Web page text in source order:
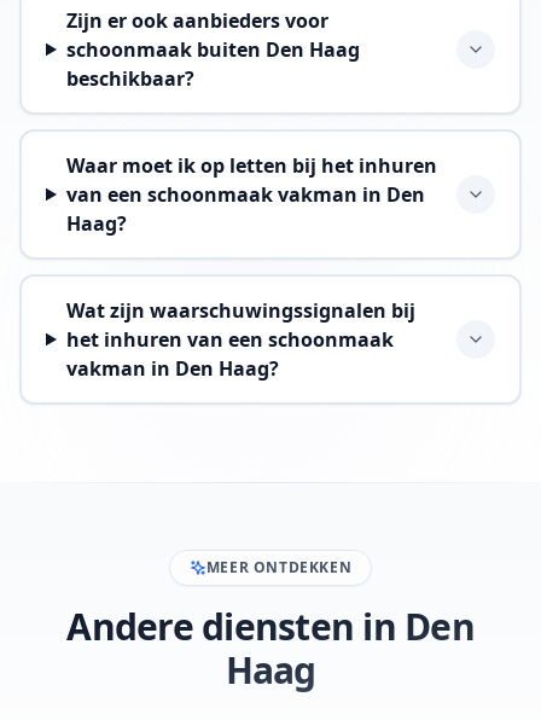
Zijn er ook aanbieders voor
schoonmaak buiten Den Haag
beschikbaar?
Waar moet ik op letten bij het inhuren
van een schoonmaak vakman in Den
Haag?
Wat zijn waarschuwingssignalen bij
het inhuren van een schoonmaak
vakman in Den Haag?
MEER ONTDEKKEN
Andere diensten in Den
Haag